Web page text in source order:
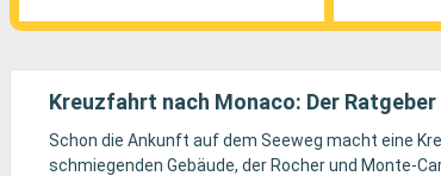
Kreuzfahrt nach Monaco: Der
Schon die Ankunft auf dem Seeweg macht eine
schmiegenden Gebäude, der Rocher und Monte-